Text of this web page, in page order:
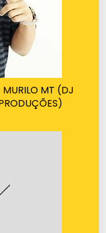
MURILO MT (DJ